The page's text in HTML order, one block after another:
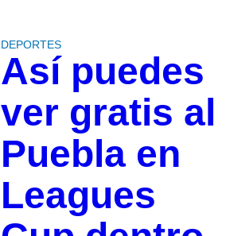
DEPORTES
Así puedes
ver gratis al
Puebla en
Leagues